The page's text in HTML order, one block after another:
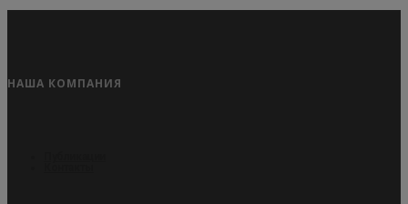
НАША КОМПАНИЯ